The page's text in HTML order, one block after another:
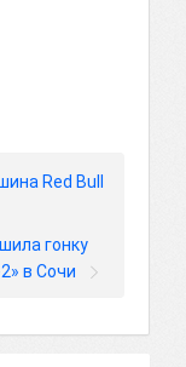
Red Bull
гонку
в Сочи